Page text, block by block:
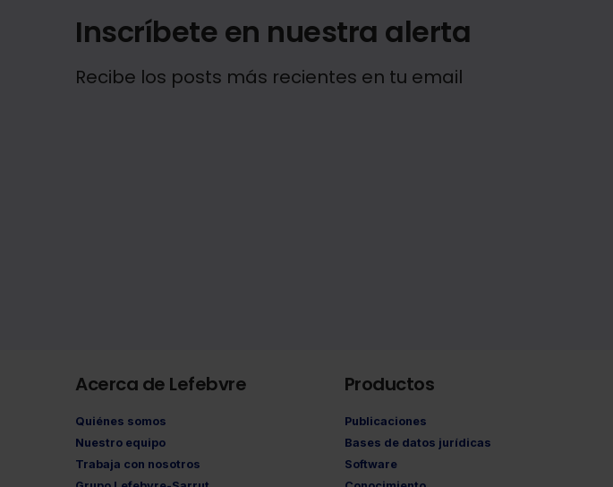
Inscríbete en nuestra alerta
Recibe los posts más recientes en tu email
Acerca de Lefebvre
Quiénes somos
Nuestro equipo
Trabaja con nosotros
Productos
Publicaciones
Bases de datos jurídicas
Software